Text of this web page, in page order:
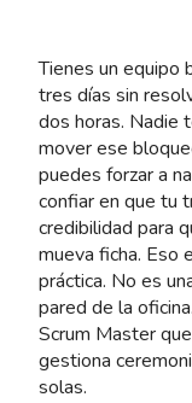
Tienes un equipo
tres días sin
dos horas. Nadie
mover ese
puedes forzar a
confiar en que tu
credibilidad para
mueva ficha. Eso
práctica. No es
pared de la
Scrum Master
gestiona
solas.